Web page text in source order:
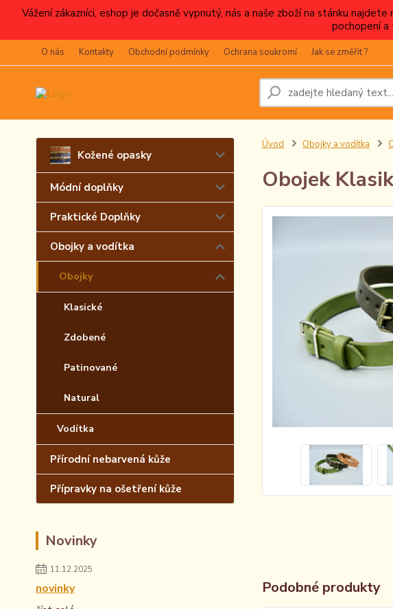
Vážení zákazníci, eshop je dočasně vypnutý, nás a naše zboží na stánku
pochopení a
O nás Kontakty Obchodní podmínky Ochrana soukromí Jak se změřit ?
Kožené opasky
Módní doplňky
Praktické Doplňky
Obojky a vodítka
Obojky
Klasické
Zdobené
Patinované
Natural
Vodítka
Přírodní nebarvená kůže
Přípravky na ošetření kůže
Novinky
11.12.2025
novinky
Úvod Obojky a vodítka
Obojek
Podobné produkty